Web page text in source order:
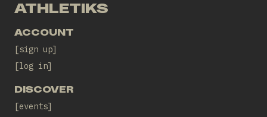
ATHLETIKS
ACCOUNT
sign up
log in
DISCOVER
events